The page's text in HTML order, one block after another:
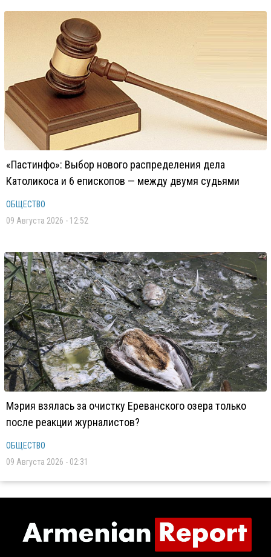
«Пастинфо»: Выбор нового распределения дела
Католикоса и 6 епископов — между двумя судьями
ОБЩЕСТВО
09 Августа 2026 - 12:52
Мэрия взялась за очистку Ереванского озера только
после реакции журналистов?
ОБЩЕСТВО
09 Августа 2026 - 02:31